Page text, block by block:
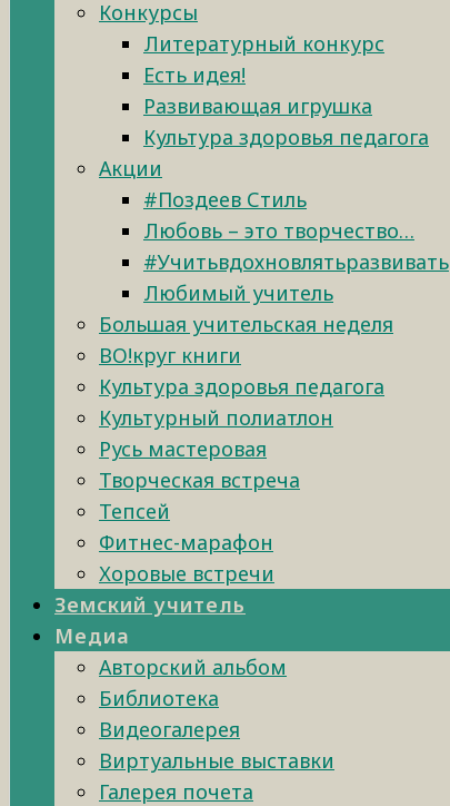
Конкурсы
Литературный конкурс
Есть идея!
Развивающая игрушка
Культура здоровья педагога
Акции
#Поздеев Стиль
Любовь – это творчество…
#Учитьвдохновлятьразвивать
Любимый учитель
Большая учительская неделя
ВО!круг книги
Культура здоровья педагога
Культурный полиатлон
Русь мастеровая
Творческая встреча
Тепсей
Фитнес-марафон
Хоровые встречи
Земский учитель
Медиа
Авторский альбом
Библиотека
Видеогалерея
Виртуальные выставки
Галерея почета